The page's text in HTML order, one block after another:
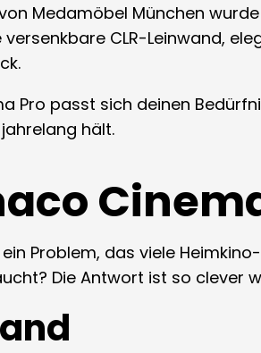
Medamöbel München
CLR-Leinwand,
Pro passt sich deinen
hält.
Problem, das viele
Die Antwort ist so clever